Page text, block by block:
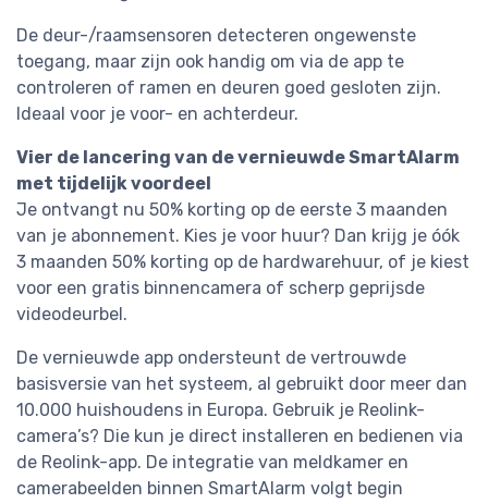
De deur-/raamsensoren detecteren ongewenste
toegang, maar zijn ook handig om via de app te
controleren of ramen en deuren goed gesloten zijn.
Ideaal voor je voor- en achterdeur.
Vier de lancering van de vernieuwde SmartAlarm
met tijdelijk voordeel
Je ontvangt nu 50% korting op de eerste 3 maanden
van je abonnement. Kies je voor huur? Dan krijg je óók
3 maanden 50% korting op de hardwarehuur, of je kiest
voor een gratis binnencamera of scherp geprijsde
videodeurbel.
De vernieuwde app ondersteunt de vertrouwde
basisversie van het systeem, al gebruikt door meer dan
10.000 huishoudens in Europa. Gebruik je Reolink-
camera’s? Die kun je direct installeren en bedienen via
de Reolink-app. De integratie van meldkamer en
camerabeelden binnen SmartAlarm volgt begin